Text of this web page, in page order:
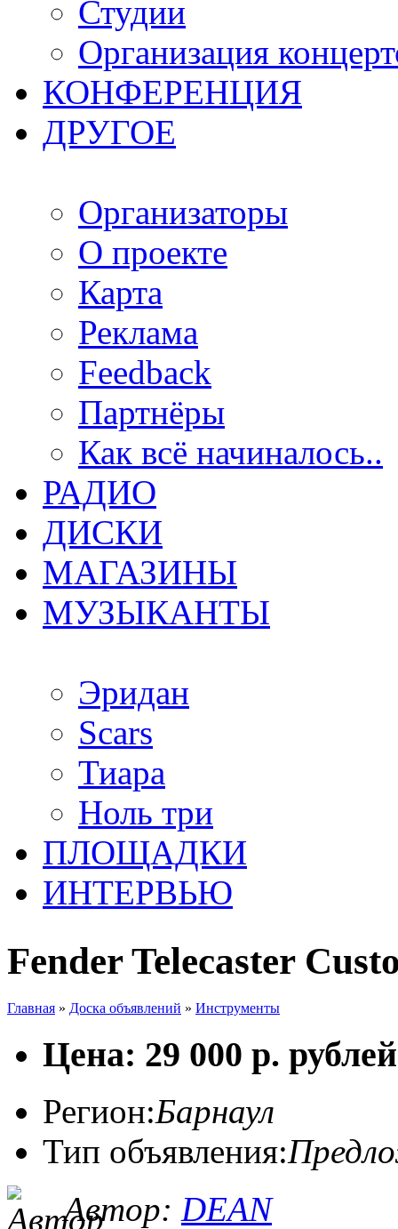
Студии
Организация
КОНФЕРЕНЦИЯ
ДРУГОЕ
Организаторы
О проекте
Карта
Реклама
Feedback
Партнёры
Как всё начиналось..
РАДИО
ДИСКИ
МАГАЗИНЫ
МУЗЫКАНТЫ
Эридан
Scars
Тиара
Ноль три
ПЛОЩАДКИ
ИНТЕРВЬЮ
Fender Telecaster
Главная » Доска объявлений » Инструменты
Цена: 29 000 р. рублей
Регион:Барнаул
Тип объявления:
Автор: DEAN